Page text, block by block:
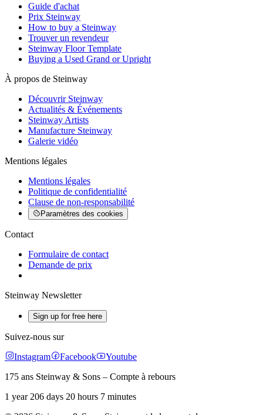
Guide d'achat
Prix Steinway
How to buy a Steinway
Trouver un revendeur
Steinway Floor Template
Buying a Used Grand or Upright
À propos de Steinway
Découvrir Steinway
Actualités & Événements
Steinway Artists
Manufacture Steinway
Galerie vidéo
Mentions légales
Mentions légales
Politique de confidentialité
Clause de non-responsabilité
Paramètres des cookies
Contact
Formulaire de contact
Demande de prix
Steinway Newsletter
Sign up for free here
Suivez-nous sur
Instagram
Facebook
Youtube
175 ans Steinway & Sons – Compte à rebours
1 year 206 days 20 hours 7 minutes